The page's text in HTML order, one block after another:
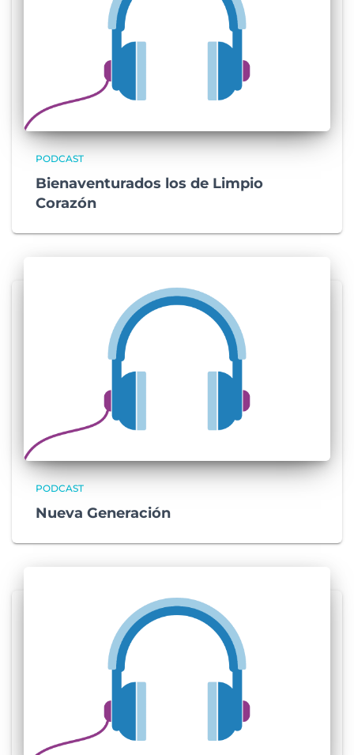
PODCAST
Bienaventurados los de Limpio
Corazón
PODCAST
Nueva Generación